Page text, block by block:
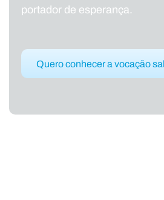
portador de esperança.
Quero conhecer a vocação